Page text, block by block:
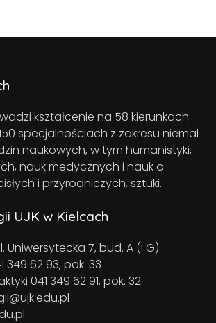
kształcenie na 58 kierunkach
specjalnościach z zakresu niemal
naukowych, w tym humanistyki,
nauk medycznych i nauk o
i przyrodniczych, sztuki.
UJK w Kielcach
Uniwersytecka 7, bud. A (i G)
349 62 93, pok. 33
041 349 62 91, pok. 32